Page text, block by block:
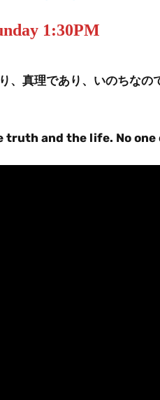
1:30PM
、真理であり、いのちな
truth and the life. No